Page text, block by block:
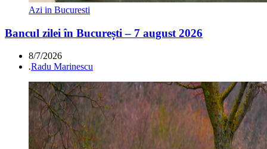
Azi in Bucuresti
Bancul zilei în București – 7 august 2026
8/7/2026
.Radu Marinescu